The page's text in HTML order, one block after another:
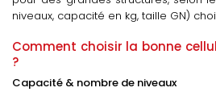
niveaux, capacité en kg, taille GN)
Comment choisir la bonne
?
Capacité & nombre de niveaux